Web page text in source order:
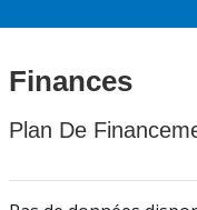
Finances
Plan De